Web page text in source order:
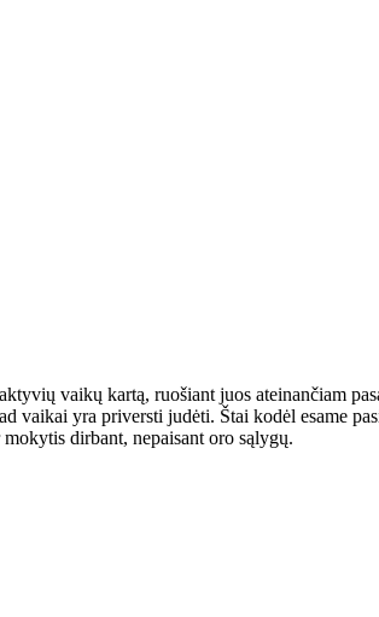
vaikų kartą, ruošiant juos ateinančiam
vaikai yra priversti judėti. Štai kodėl esame
dirbant, nepaisant oro sąlygų.